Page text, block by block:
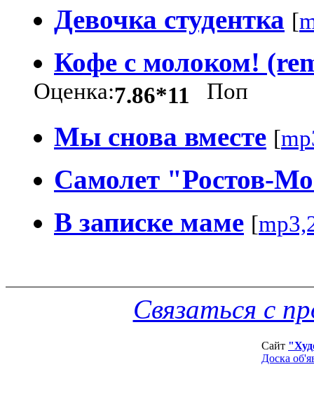
Девочка студентка [
Кофе с молоком!
Оценка:7.86*11
Поп
Мы снова вместе [
Самолет "Ростов-
В записке маме [
Связаться с
Сайт
Доска